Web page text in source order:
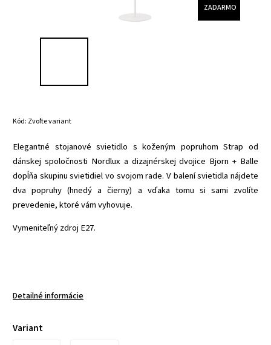
ZADARMO
Kód: Zvoľte variant
Elegantné stojanové svietidlo s koženým popruhom Strap od
dánskej spoločnosti Nordlux a dizajnérskej dvojice Bjorn + Balle
dopĺňa skupinu svietidiel vo svojom rade. V balení svietidla nájdete
dva popruhy (hnedý a čierny) a vďaka tomu si sami zvolíte
prevedenie, ktoré vám vyhovuje.
Vymeniteľný zdroj E27.
Detailné informácie
Variant